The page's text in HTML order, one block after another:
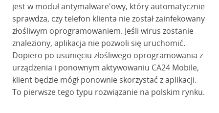
jest w moduł antymalware'owy, który automatycznie
sprawdza, czy telefon klienta nie został zainfekowany
złośliwym oprogramowaniem. Jeśli wirus zostanie
znaleziony, aplikacja nie pozwoli się uruchomić.
Dopiero po usunięciu złośliwego oprogramowania z
urządzenia i ponownym aktywowaniu CA24 Mobile,
klient będzie mógł ponownie skorzystać z aplikacji.
To pierwsze tego typu rozwiązanie na polskim rynku.